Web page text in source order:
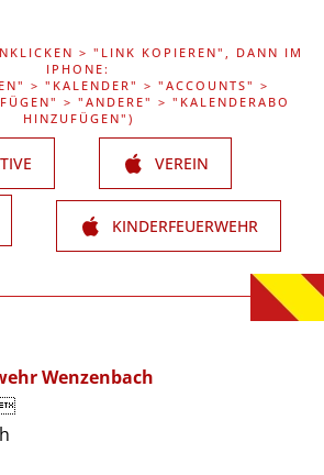
> "LINK KOPIEREN", DANN IM
IPHONE:
> "KALENDER" > "ACCOUNTS" >
> "ANDERE" > "KALENDERABO
HINZUFÜGEN")
VEREIN
KINDERFEUERWEHR
Wenzenbach